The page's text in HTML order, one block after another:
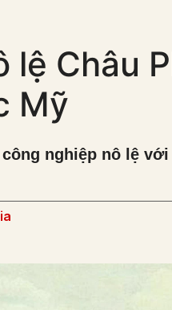
lệ Châu
Mỹ
nghiệp nô lệ